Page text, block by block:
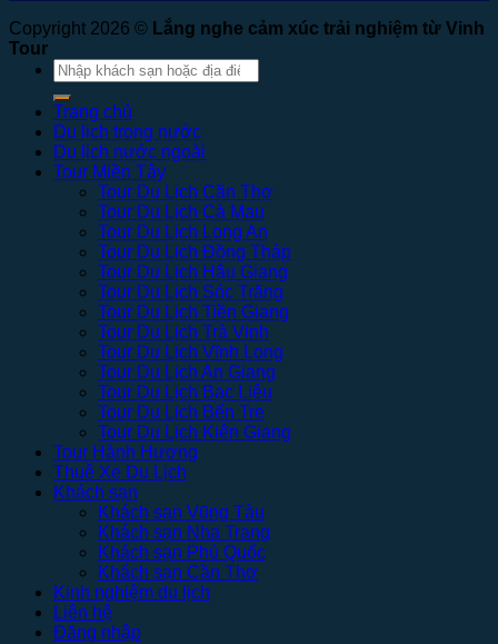
Copyright 2026 © Lắng nghe cảm xúc trải nghiệm từ Vinh
Tour
Tìm
kiếm:
Trang chủ
Du lịch trong nước
Du lịch nước ngoài
Tour Miền Tây
Tour Du Lịch Cần Thơ
Tour Du Lịch Cà Mau
Tour Du Lịch Long An
Tour Du Lịch Đồng Tháp
Tour Du Lịch Hậu Giang
Tour Du Lịch Sóc Trăng
Tour Du Lịch Tiền Giang
Tour Du Lịch Trà Vinh
Tour Du Lịch Vĩnh Long
Tour Du Lịch An Giang
Tour Du Lịch Bạc Liêu
Tour Du Lịch Bến Tre
Tour Du Lịch Kiên Giang
Tour Hành Hương
Thuê Xe Du Lịch
Khách sạn
Khách sạn Vũng Tàu
Khách sạn Nha Trang
Khách sạn Phú Quốc
Khách sạn Cần Thơ
Kinh nghiệm du lịch
Liên hệ
Đăng nhập